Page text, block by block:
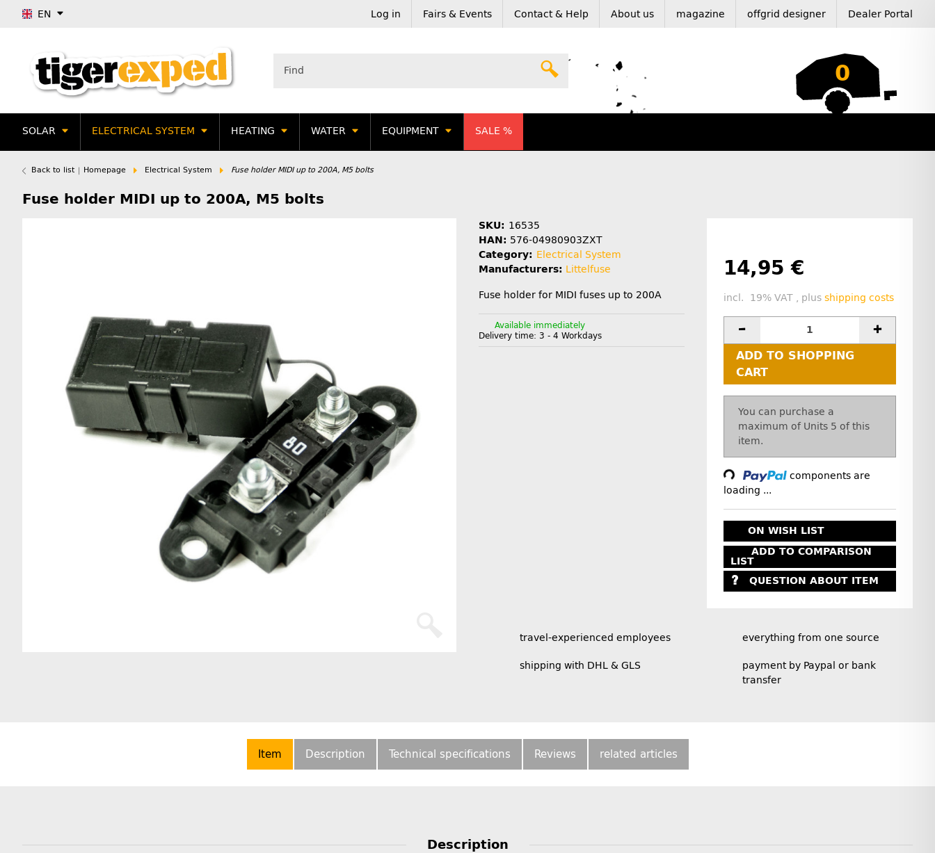
EN Log in Fairs & Events Contact & Help About us magazine offgrid designer Dealer Portal
0
SOLAR ELECTRICAL SYSTEM HEATING WATER EQUIPMENT SALE %
Back to list Homepage Electrical System Fuse holder MIDI up to 200A, M5 bolts
Fuse holder MIDI up to 200A, M5 bolts
SKU: 16535
HAN: 576-04980903ZXT
Category: Electrical System
Manufacturers: Littelfuse
Fuse holder for MIDI fuses up to 200A
Available immediately
Delivery time: 3 - 4 Workdays
14,95 €
incl. 19% VAT , plus shipping costs
ADD TO SHOPPING
CART
x
You can purchase a
maximum of Units 5 of this
item.
Loading...
components are
loading ...
ON WISH LIST
ADD TO COMPARISON
LIST
QUESTION ABOUT ITEM
travel-experienced employees
shipping with DHL & GLS
everything from one source
payment by Paypal or bank
transfer
Item Description Technical specifications Reviews related articles
Description